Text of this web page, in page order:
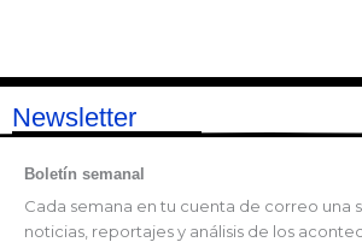
Newsletter
Boletín semanal
Cada semana en tu cuenta de correo una
noticias, reportajes y análisis de los